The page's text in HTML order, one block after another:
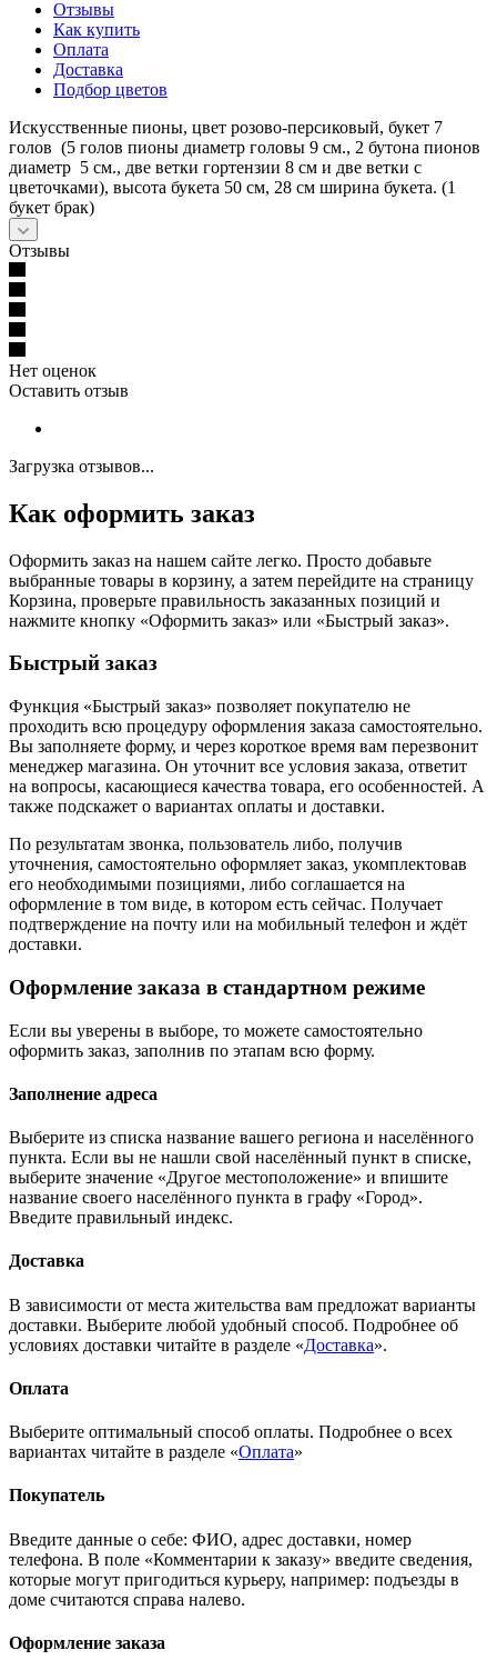
Отзывы
Как купить
Оплата
Доставка
Подбор цветов
Искусственные пионы, цвет розово-персиковый, букет 7
голов (5 голов пионы диаметр головы 9 см., 2 бутона пионов
диаметр 5 см., две ветки гортензии 8 см и две ветки с
цветочками), высота букета 50 см, 28 см ширина букета. (1
букет брак)
Отзывы
Нет оценок
Оставить отзыв
Загрузка отзывов...
Как оформить заказ
Оформить заказ на нашем сайте легко. Просто добавьте
выбранные товары в корзину, а затем перейдите на страницу
Корзина, проверьте правильность заказанных позиций и
нажмите кнопку «Оформить заказ» или «Быстрый заказ».
Быстрый заказ
Функция «Быстрый заказ» позволяет покупателю не
проходить всю процедуру оформления заказа самостоятельно.
Вы заполняете форму, и через короткое время вам перезвонит
менеджер магазина. Он уточнит все условия заказа, ответит
на вопросы, касающиеся качества товара, его особенностей. А
также подскажет о вариантах оплаты и доставки.
По результатам звонка, пользователь либо, получив
уточнения, самостоятельно оформляет заказ, укомплектовав
его необходимыми позициями, либо соглашается на
оформление в том виде, в котором есть сейчас. Получает
подтверждение на почту или на мобильный телефон и ждёт
доставки.
Оформление заказа в стандартном режиме
Если вы уверены в выборе, то можете самостоятельно
оформить заказ, заполнив по этапам всю форму.
Заполнение адреса
Выберите из списка название вашего региона и населённого
пункта. Если вы не нашли свой населённый пункт в списке,
выберите значение «Другое местоположение» и впишите
название своего населённого пункта в графу «Город».
Введите правильный индекс.
Доставка
В зависимости от места жительства вам предложат варианты
доставки. Выберите любой удобный способ. Подробнее об
условиях доставки читайте в разделе «Доставка».
Оплата
Выберите оптимальный способ оплаты. Подробнее о всех
вариантах читайте в разделе «Оплата»
Покупатель
Введите данные о себе: ФИО, адрес доставки, номер
телефона. В поле «Комментарии к заказу» введите сведения,
которые могут пригодиться курьеру, например: подъезды в
доме считаются справа налево.
Оформление заказа